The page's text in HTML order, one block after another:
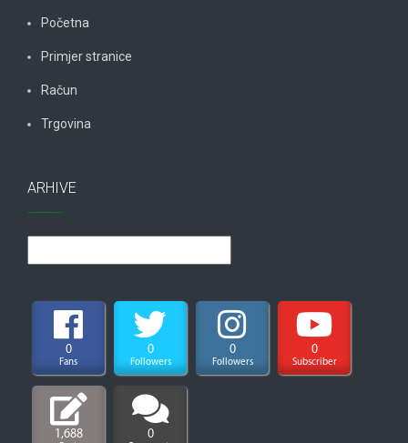
Početna
Primjer stranice
Račun
Trgovina
ARHIVE
0
Fans
0
Followers
0
Followers
0
Subscriber
1,688 0